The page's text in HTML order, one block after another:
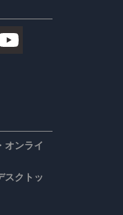
オンライ
スクトッ